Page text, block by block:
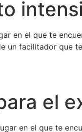
en el que te
un facilitador que
el
en el que te